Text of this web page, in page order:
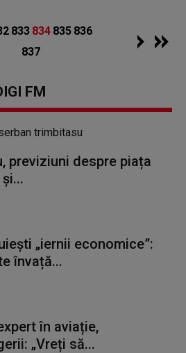
833 834 835 836
837
FM
previziuni despre piața
„iernii economice”:
învață...
în aviație,
„Vreți să...